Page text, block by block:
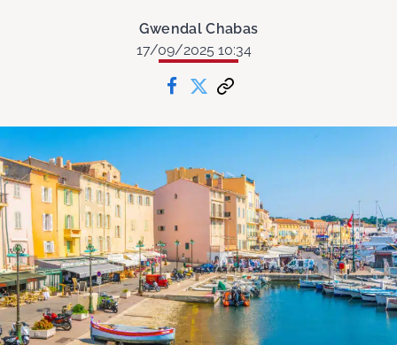
Gwendal Chabas
17/09/2025 10:34